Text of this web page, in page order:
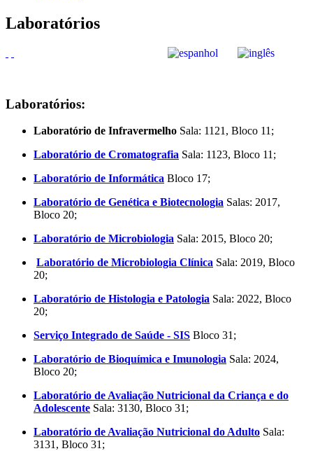
Laboratórios
Laboratórios:
Laboratório de Infravermelho Sala: 1121, Bloco 11;
Laboratório de Cromatografia Sala: 1123, Bloco 11;
Laboratório de Informática Bloco 17;
Laboratório de Genética e Biotecnologia Salas: 2017,
Bloco 20;
Laboratório de Microbiologia Sala: 2015, Bloco 20;
Laboratório de Microbiologia Clínica Sala: 2019, Bloco
20;
Laboratório de Histologia e Patologia Sala: 2022, Bloco
20;
Serviço Integrado de Saúde - SIS Bloco 31;
Laboratório de Bioquímica e Imunologia Sala: 2024,
Bloco 20;
Laboratório de Avaliação Nutricional da Criança e do
Adolescente Sala: 3130, Bloco 31;
Laboratório de Avaliação Nutricional do Adulto Sala:
3131, Bloco 31;